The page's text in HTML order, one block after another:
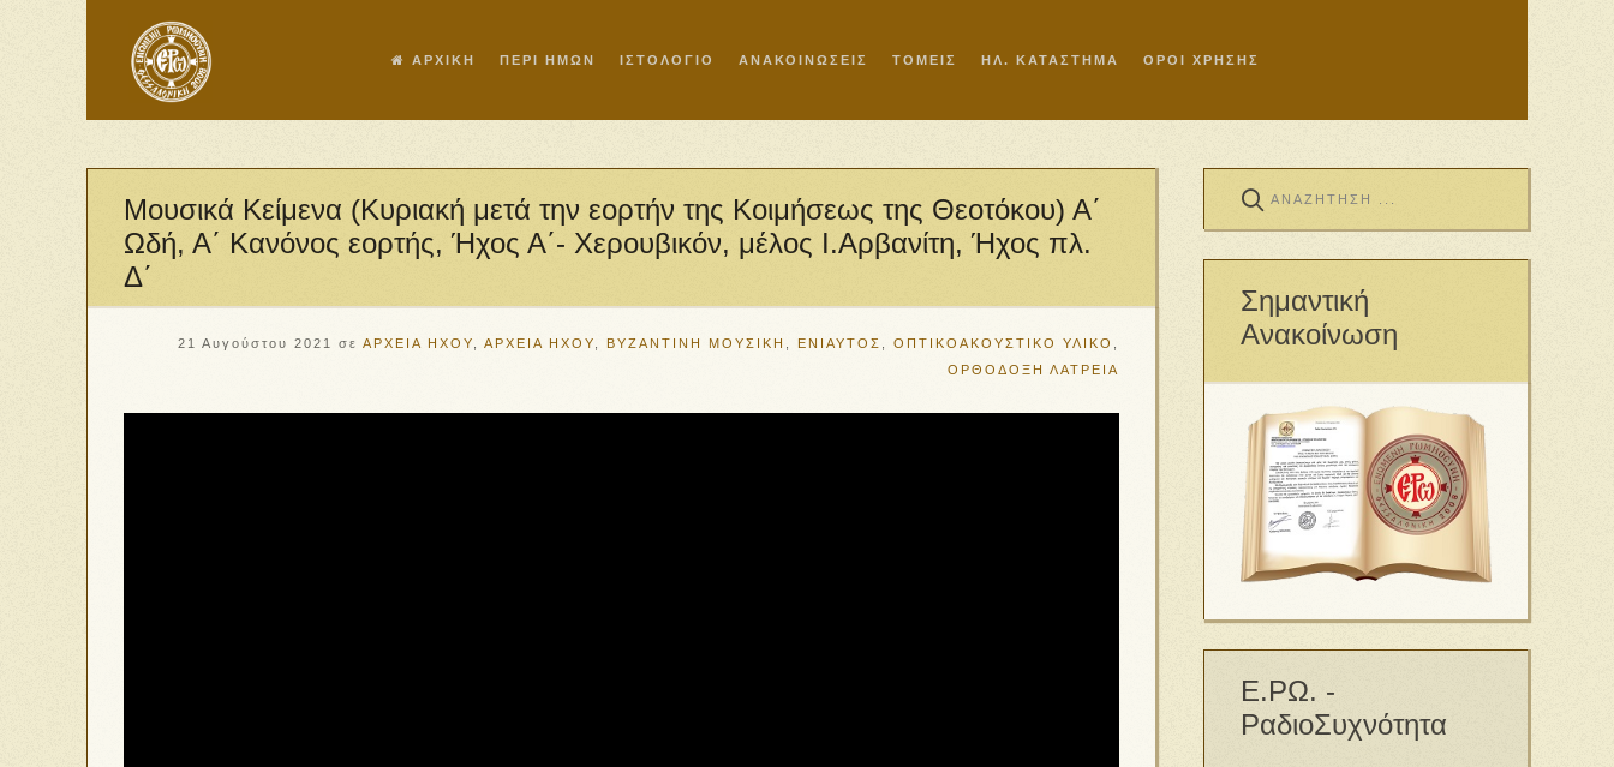
ΑΡΧΙΚΗ ΠΕΡΙ ΗΜΩΝ ΙΣΤΟΛΟΓΙΟ ΑΝΑΚΟΙΝΩΣΕΙΣ ΤΟΜΕΙΣ ΗΛ. ΚΑΤΑΣΤΗΜΑ ΟΡΟΙ ΧΡΗΣΗΣ
Μουσικά Κείμενα (Κυριακή μετά την εορτήν της Κοιμήσεως της Θεοτόκου) Α΄
Ωδή, Α΄ Κανόνος εορτής, Ήχος Α΄- Χερουβικόν, μέλος Ι.Αρβανίτη, Ήχος πλ.
Δ΄
21 Αυγούστου 2021 σε ΑΡΧΕΙΑ ΗΧΟΥ ΑΡΧΕΙΑ ΗΧΟΥ ΒΥΖΑΝΤΙΝΗ ΜΟΥΣΙΚΗ ΕΝΙΑΥΤΟΣ ΟΠΤΙΚΟΑΚΟΥΣΤΙΚΟ ΥΛΙΚΟ
ΟΡΘΟΔΟΞΗ ΛΑΤΡΕΙΑ
Σημαντική
Ανακοίνωση
Ε.ΡΩ. -
ΡαδιοΣυχνότητα